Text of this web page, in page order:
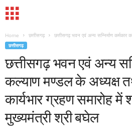
Home छत्तीसगढ़ छत्तीसगढ़ भवन एवं अन्य सन्निर्माण
छत्तीसगढ़
छत्तीसगढ़ भवन एवं अन्य
कल्याण मण्डल के अध्यक्ष
कार्यभार ग्रहण समारोह में
मुख्यमंत्री श्री बघेल